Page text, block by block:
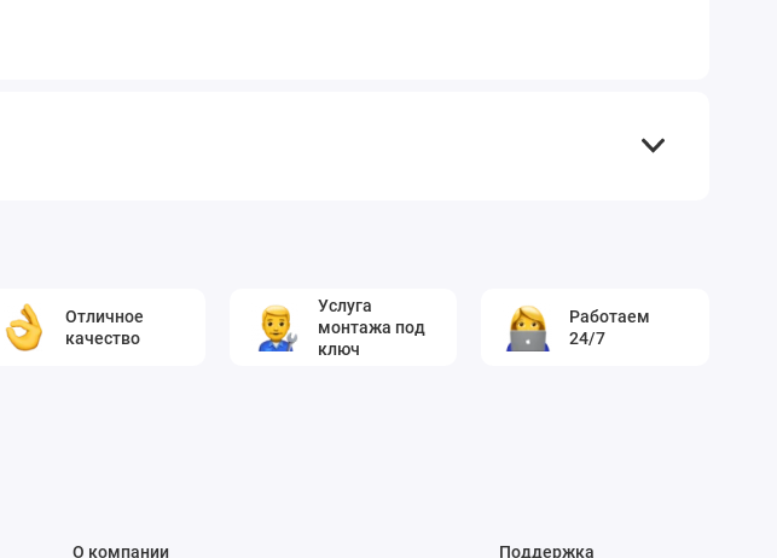
Отличное
качество
Услуга
монтажа под
ключ
Работаем
24/7
О компании
Поддержка